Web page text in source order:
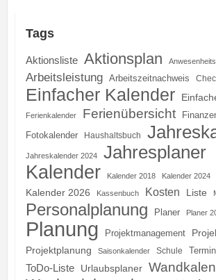
Tags
Aktionsliste Aktionsplan
Arbeitsleistung Arbeitszeitnachweis
Einfacher Kalender
Ferienkalender Ferienübersicht
Fotokalender Haushaltsbuch
Jahreskalender 2024 Jahresplaner
Kalender Kalender 2018 Kalender 2024
Kalender 2026 Kassenbuch Kosten Liste
Personalplanung Planer Planer
Planung Projektmanagement
Projektplanung
Saisonkalender Schule
ToDo-Liste Urlaubsplaner